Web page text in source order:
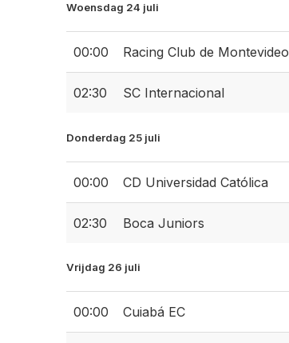
Woensdag 24 juli
00:00 Racing Club de Montevideo
02:30 SC Internacional
Donderdag 25 juli
00:00 CD Universidad Católica
02:30 Boca Juniors
Vrijdag 26 juli
00:00 Cuiabá EC